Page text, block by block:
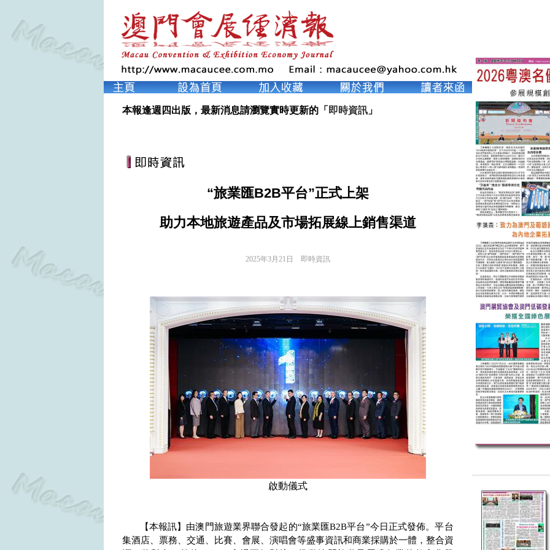
本報逢週四出版，最新消息請瀏覽實時更新的「 即時資訊」
“旅業匯B2B平台”正式上架
助力本地旅遊產品及市場拓展線上銷售渠道
2025年3月21日 即時資訊
啟動儀式
【本報訊】由澳門旅遊業界聯合發起的“旅業匯B2B平台”今日正式發佈。平台
集酒店、票務、交通、比賽、會展、演唱會等盛事資訊和商業採購於一體，整合資